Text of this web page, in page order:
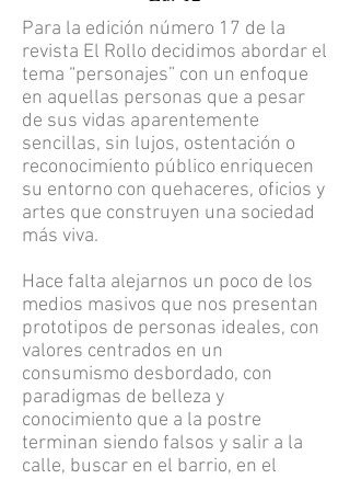
Para la edición número 17 de la
revista El Rollo decidimos abordar el
tema “personajes” con un enfoque
en aquellas personas que a pesar
de sus vidas aparentemente
sencillas, sin lujos, ostentación o
reconocimiento público enriquecen
su entorno con quehaceres, oficios y
artes que construyen una sociedad
más viva.
Hace falta alejarnos un poco de los
medios masivos que nos presentan
prototipos de personas ideales, con
valores centrados en un
consumismo desbordado, con
paradigmas de belleza y
conocimiento que a la postre
terminan siendo falsos y salir a la
calle, buscar en el barrio, en el